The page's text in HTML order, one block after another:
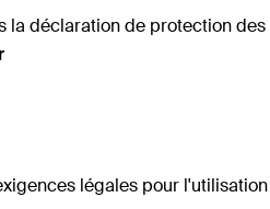
déclaration de protection des
légales pour